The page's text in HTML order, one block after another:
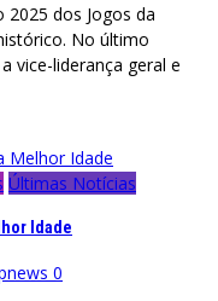
2025 dos Jogos da
No último
vice-liderança geral e
Últimas Notícias
Idade
0